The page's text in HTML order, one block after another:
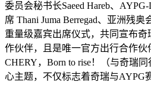
委员会秘书长Saeed Hareb、
席 Thani Juma Berregad、亚洲残奥
重量级嘉宾出席仪式，共同宣布
作伙伴，且是唯一官方出行合作伙
CHERY，Born to rise！（与奇瑞
心主题，不仅标志着奇瑞与AYPG